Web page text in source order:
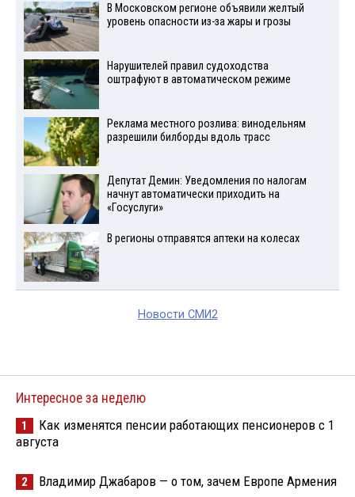
В Московском регионе объявили желтый
уровень опасности из-за жары и грозы
Нарушителей правил судоходства
оштрафуют в автоматическом режиме
Реклама местного розлива: винодельням
разрешили билборды вдоль трасс
Депутат Демин: Уведомления по налогам
начнут автоматически приходить на
«Госуслуги»
В регионы отправятся аптеки на колесах
Новости СМИ2
Интересное за неделю
1
Как изменятся пенсии работающих пенсионеров с 1
августа
2 Владимир Джабаров — о том, зачем Европе Армения